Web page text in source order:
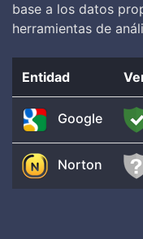
base a los datos
herramientas de
Entidad
Google
Norton